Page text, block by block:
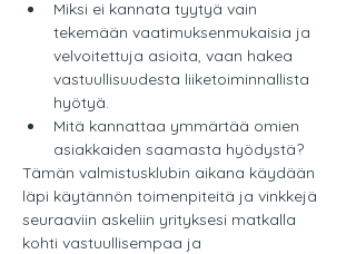
Miksi ei kannata tyytyä vain
tekemään vaatimuksenmukaisia ja
velvoitettuja asioita, vaan hakea
vastuullisuudesta liiketoiminnallista
hyötyä.
Mitä kannattaa ymmärtää omien
asiakkaiden saamasta hyödystä?
Tämän valmistusklubin aikana käydään
läpi käytännön toimenpiteitä ja vinkkejä
seuraaviin askeliin yrityksesi matkalla
kohti vastuullisempaa ja